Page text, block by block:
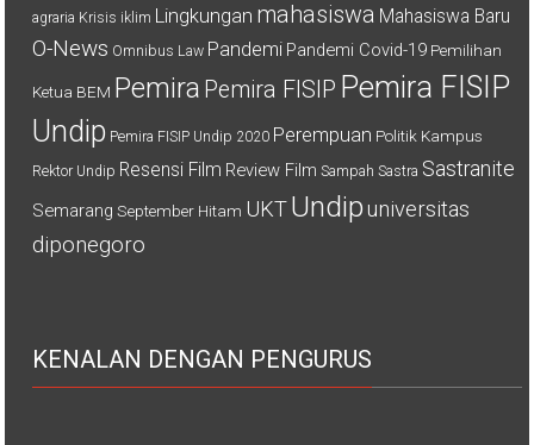
agraria Krisis iklim Lingkungan mahasiswa Mahasiswa Baru
O-News Omnibus Law Pandemi Pandemi Covid-19 Pemilihan
Ketua BEM Pemira Pemira FISIP Pemira FISIP
Undip Pemira FISIP Undip 2020 Perempuan Politik Kampus
Rektor Undip Resensi Film Review Film Sampah Sastra Sastranite
Semarang September Hitam UKTUndip universitas
diponegoro
KENALAN DENGAN PENGURUS